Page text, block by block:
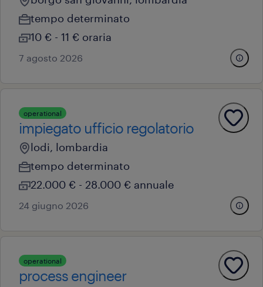
tempo determinato
10 € - 11 € oraria
7 agosto 2026
operational
impiegato ufficio regolatorio
lodi, lombardia
tempo determinato
22.000 € - 28.000 € annuale
24 giugno 2026
operational
process engineer